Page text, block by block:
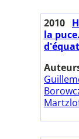
2010
la